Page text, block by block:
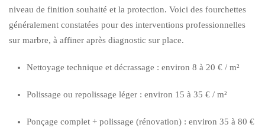
niveau de finition souhaité et la protection. Voici des fourchettes
généralement constatées pour des interventions professionnelles
sur marbre, à affiner après diagnostic sur place.
Nettoyage technique et décrassage : environ 8 à 20 € / m²
Polissage ou repolissage léger : environ 15 à 35 € / m²
Ponçage complet + polissage (rénovation) : environ 35 à 80 €